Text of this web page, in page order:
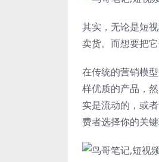
其实，无论是短
卖货。而想要把
在传统的营销模
样优质的产品，
实是流动的，或
费者选择你的关键